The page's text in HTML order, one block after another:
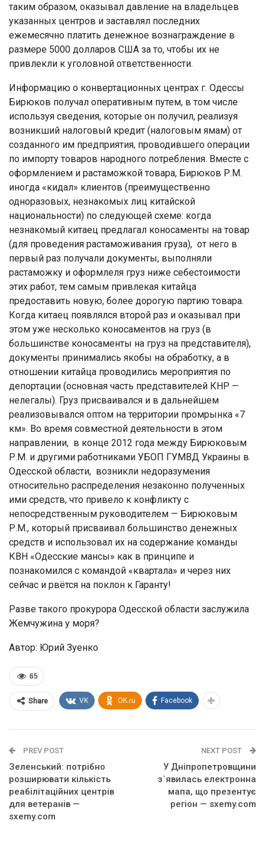
таким образом, оказывал давление на владельцев
указанных центров и заставлял последних
ежемесячно платить денежное вознаграждение в
размере 5000 долларов США за то, чтобы их не
привлекли к уголовной ответственности.
Информацию о конвертационных центрах г. Одессы
Бирюков получал оперативным путем, в том числе
используя сведения, которые он получил, реализуя
возникший налоговый кредит (налоговым ямам) от
созданного им предприятия, проводившего операции
по импорту товаров народного потребления. Вместе с
оформлением и растаможкой товара, Бирюков Р.М.
иногда «кидал» клиентов (преимущественно
одноразовых, незнакомых лиц китайской
национальности) по следующей схеме: когда
незнакомый китаец предлагал коносаменты на товар
(для проведения растаможивания груза), от него в
первый раз получали документы, выполняли
растаможку и оформлеля груз ниже себестоимости
этих работ, тем самым привлекая китайца
предоставить новую, более дорогую партию товара.
Когда китаец появлялся второй раз и оказывал при
этом уже несколько коносаментов на груз (в
большинстве коносаменты на груз на представителя),
документы принимались якобы на обработку, а в
отношении китайца проводились мероприятия по
депортации (основная часть представителей КНР —
нелегалы). Груз присваивался и в дальнейшем
реализовывался оптом на территории промрынка «7
км». Во время совместной деятельности в этом
направлении, в конце 2012 года между Бирюковым
Р.М. и другими работниками УБОП ГУМВД Украины в
Одесской области, возникли недоразумения
относительно распределения незаконно полученных
ими средств, что привело к конфликту с
непосредственным руководителем — Бирюковым
Р.М., который присваивал большинство денежных
средств и использовал их на содержание команды
КВН «Одесские мансы» как в принципе и
познакомился с командой «квартала» и через них
сейчас и рвётся на поклон к Гаранту!
Разве такого прокурора Одесской области заслужила
Жемчужина у моря?
Автор: Юрий Зуенко
65
Share VK OK.ru Facebook
PREV POST
Зеленський: потрібно
розширювати кількість
реабілітаційних центрів
для ветеранів —
sxemy.com
NEXT POST
У Дніпропетровщини
з`явилась електронна
мапа, що презентує
регіон — sxemy.com